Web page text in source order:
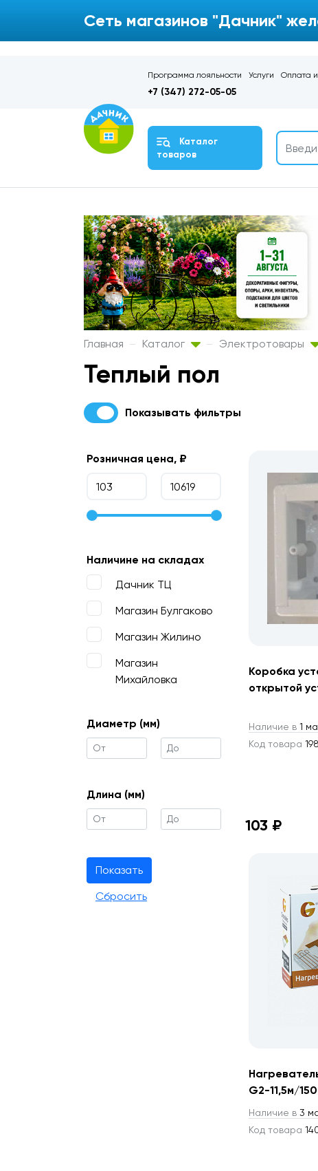
Сеть магазинов "Дачник"
Программа лояльности Услуги Оплата и
+7 (347) 272-05-05
Каталог
товаров
Главная Каталог Электротовары
Теплый пол
Показывать фильтры
Розничная цена, ₽
Наличине на складах
Дачник ТЦ
Магазин Булгаково
Магазин Жилино
Магазин
Михайловка
Диаметр (мм)
Длина (мм)
Коробка
открытой
Наличие в 1
Код товара
103 ₽
G2-11,5м/
Наличие в 3
Код товара